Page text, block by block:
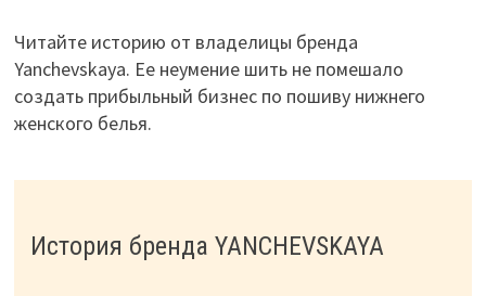
Читайте историю от владелицы бренда
Yanchevskaya. Ее неумение шить не помешало
создать прибыльный бизнес по пошиву нижнего
женского белья.
История бренда YANCHEVSKAYA